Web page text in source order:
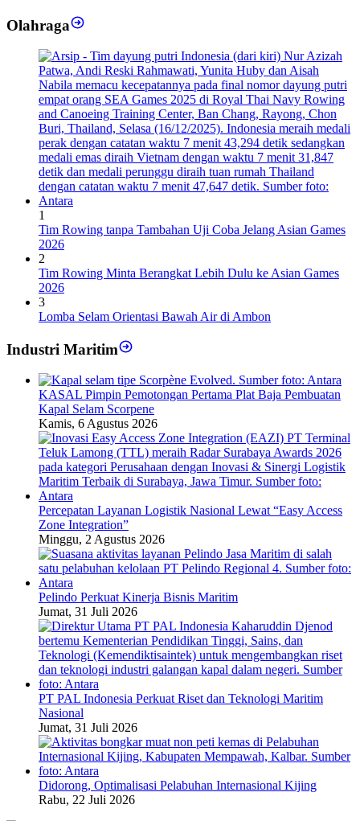
Olahraga
1
Tim Rowing tanpa Tambahan Uji Coba Jelang Asian Games
2026
2
Tim Rowing Minta Berangkat Lebih Dulu ke Asian Games
2026
3
Lomba Selam Orientasi Bawah Air di Ambon
Industri Maritim
KASAL Pimpin Pemotongan Pertama Plat Baja Pembuatan
Kapal Selam Scorpene
Kamis, 6 Agustus 2026
Percepatan Layanan Logistik Nasional Lewat “Easy Access
Zone Integration”
Minggu, 2 Agustus 2026
Pelindo Perkuat Kinerja Bisnis Maritim
Jumat, 31 Juli 2026
PT PAL Indonesia Perkuat Riset dan Teknologi Maritim
Nasional
Jumat, 31 Juli 2026
Didorong, Optimalisasi Pelabuhan Internasional Kijing
Rabu, 22 Juli 2026